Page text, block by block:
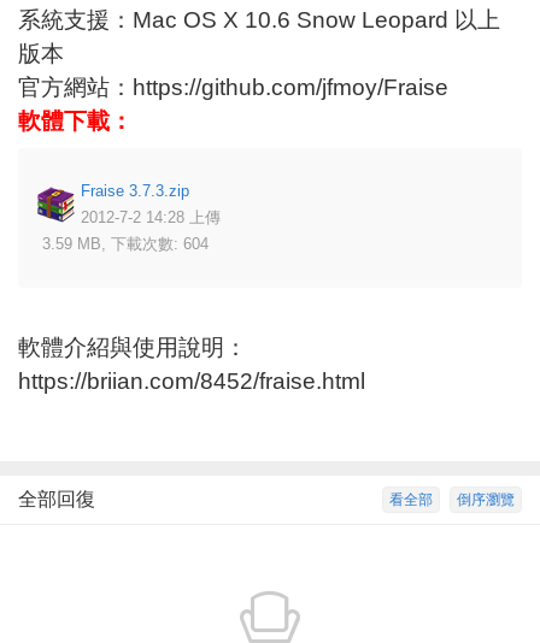
系統支援：Mac OS X 10.6 Snow Leopard 以上
版本
官方網站： https://github.com/jfmoy/Fraise
軟體下載：
Fraise 3.7.3.zip
2012-7-2 14:28 上傳
3.59 MB, 下載次數: 604
軟體介紹與使用說明：
https://briian.com/8452/fraise.html
倒序瀏覽
看全部
全部回復